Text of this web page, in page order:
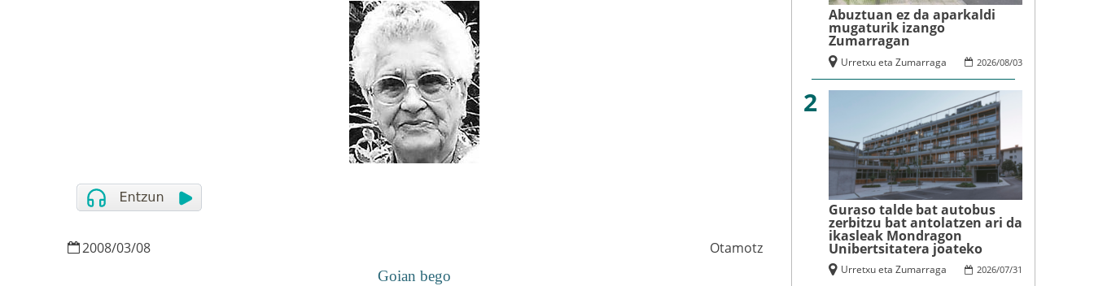
2008/03/08 Otamotz
Goian bego
Abuztuan ez da aparkaldi
mugaturik izango
Zumarragan
2026/08/03
Urretxu eta Zumarraga
2
Guraso talde bat autobus
zerbitzu bat antolatzen ari da
ikasleak Mondragon
Unibertsitatera joateko
2026/07/31
Urretxu eta Zumarraga